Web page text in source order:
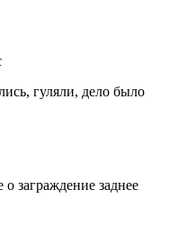
гуляли, дело было
заграждение заднее